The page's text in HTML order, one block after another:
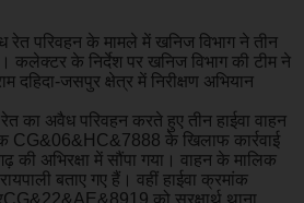
रेत परिवहन के मामले में खनिज विभाग ने तीन
कलेक्टर के निर्देश पर खनिज विभाग की टीम ने
दहिदा-जसपुर क्षेत्र में निरीक्षण अभियान
का अवैध परिवहन करते हुए तीन हाईवा वाहन
CG&06& HC&7888 के खिलाफ कार्रवाई
की अभिरक्षा में सौंपा गया। वाहन के मालिक
बताए गए हैं। वहीं हाईवा क्रमांक
CG&22&AE&8919 को सुरक्षार्थ थाना